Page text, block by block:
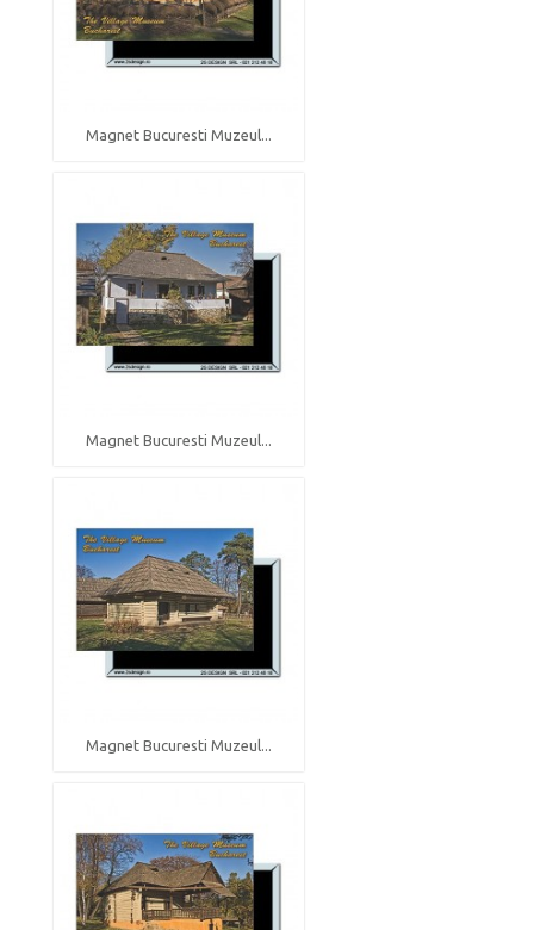
Magnet Bucuresti Muzeul...
Magnet Bucuresti Muzeul...
Magnet Bucuresti Muzeul...